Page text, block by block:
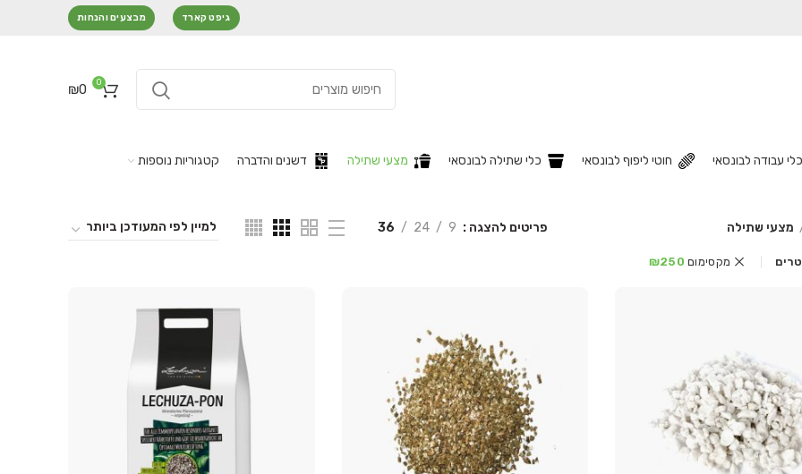
גיפט קארד מבצעים והנחות
0
₪0
כלי עבודה לבונסאי חוטי ליפוף לבונסאי כלי שתילה לבונסאי מצעי שתילה דשנים והדברה קטגוריות נוספות
מצעי שתילה פריטים להצגה 9
24
36
מקסימום ₪250